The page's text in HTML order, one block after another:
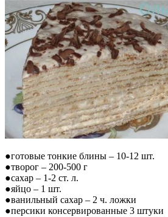
●готовые тонкие блины – 10-12 шт.
●творог – 200-500 г
●сахар – 1-2 ст. л.
●яйцо – 1 шт.
●ванильный сахар – 2 ч. ложки
●персики консервированные 3 штуки